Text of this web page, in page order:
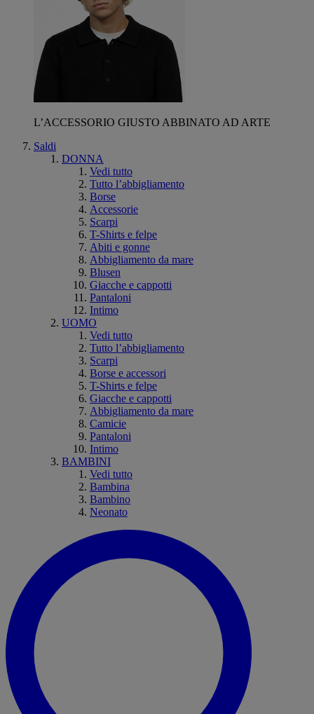
L’ACCESSORIO GIUSTO ABBINATO AD ARTE
Saldi
DONNA
Vedi tutto
Tutto l’abbigliamento
Borse
Accessorie
Scarpi
T-Shirts e felpe
Abiti e gonne
Abbigliamento da mare
Blusen
Giacche e cappotti
Pantaloni
Intimo
UOMO
Vedi tutto
Tutto l’abbigliamento
Scarpi
Borse e accessori
T-Shirts e felpe
Giacche e cappotti
Abbigliamento da mare
Camicie
Pantaloni
Intimo
BAMBINI
Vedi tutto
Bambina
Bambino
Neonato